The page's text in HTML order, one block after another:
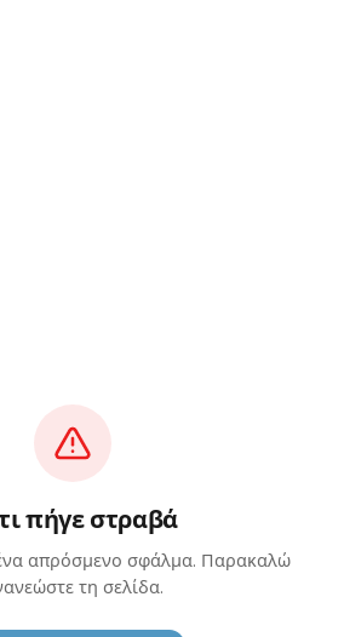
πήγε στραβά
απρόσμενο σφάλμα. Παρακαλώ
τη σελίδα.